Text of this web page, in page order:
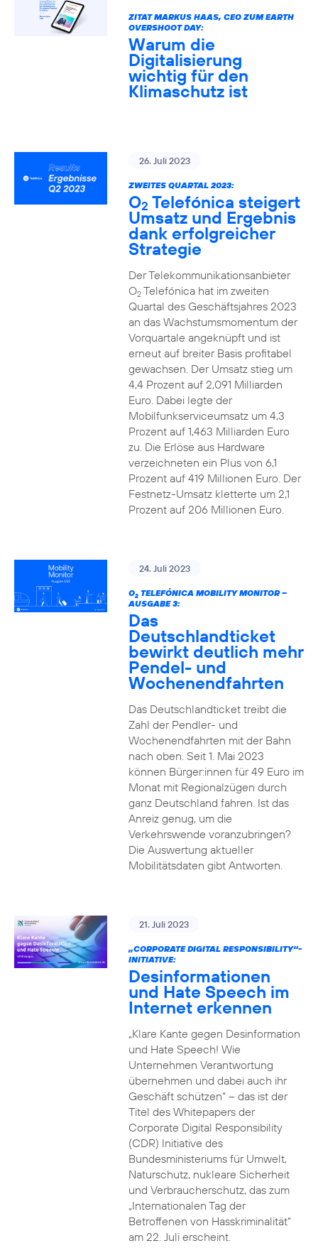
ZITAT MARKUS HAAS, CEO ZUM EARTH
OVERSHOOT DAY:
Warum die
Digitalisierung
wichtig für den
Klimaschutz ist
26. Juli 2023
ZWEITES QUARTAL 2023:
O2 Telefónica steigert
Umsatz und Ergebnis
dank erfolgreicher
Strategie
Der Telekommunikationsanbieter
O2Telefónica hat im zweiten
Quartal des Geschäftsjahres 2023
an das Wachstumsmomentum der
Vorquartale angeknüpft und ist
erneut auf breiter Basis profitabel
gewachsen. Der Umsatz stieg um
4,4 Prozent auf 2,091 Milliarden
Euro. Dabei legte der
Mobilfunkserviceumsatz um 4,3
Prozent auf 1,463 Milliarden Euro
zu. Die Erlöse aus Hardware
verzeichneten ein Plus von 6,1
Prozent auf 419 Millionen Euro. Der
Festnetz-Umsatz kletterte um 2,1
Prozent auf 206 Millionen Euro.
24. Juli 2023
O2TELEFÓNICA MOBILITY MONITOR –
AUSGABE 3:
Das
Deutschlandticket
bewirkt deutlich mehr
Pendel- und
Wochenendfahrten
Das Deutschlandticket treibt die
Zahl der Pendler- und
Wochenendfahrten mit der Bahn
nach oben. Seit 1. Mai 2023
können Bürger:innen für 49 Euro im
Monat mit Regionalzügen durch
ganz Deutschland fahren. Ist das
Anreiz genug, um die
Verkehrswende voranzubringen?
Die Auswertung aktueller
Mobilitätsdaten gibt Antworten.
21. Juli 2023
„CORPORATE DIGITAL RESPONSIBILITY“-
INITIATIVE:
Desinformationen
und Hate Speech im
Internet erkennen
„Klare Kante gegen Desinformation
und Hate Speech! Wie
Unternehmen Verantwortung
übernehmen und dabei auch ihr
Geschäft schützen“ – das ist der
Titel des Whitepapers der
Corporate Digital Responsibility
(CDR) Initiative des
Bundesministeriums für Umwelt,
Naturschutz, nukleare Sicherheit
und Verbraucherschutz, das zum
„Internationalen Tag der
Betroffenen von Hasskriminalität“
am 22. Juli erscheint.